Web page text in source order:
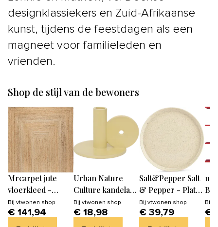
designklassiekers en Zuid-Afrikaanse
kunst, tijdens de feestdagen als een
magneet voor familieleden en
vrienden.
Shop de stijl van de bewoners
Mrcarpet jute
vloerkleed -
naturel - 160 x 230
cm
Bij vtwonen shop
€ 141,94
Urban Nature
Culture kandelaar
Dappled - sea
mist -
16.7x13.7x11cm
Bij vtwonen shop
€ 18,98
Salt&Pepper Salt
& Pepper - Plat
bord 27,5xH2,5cm
vanille Blush - Set
van 4
Bij vtwonen shop
€ 39,79
Bij
€